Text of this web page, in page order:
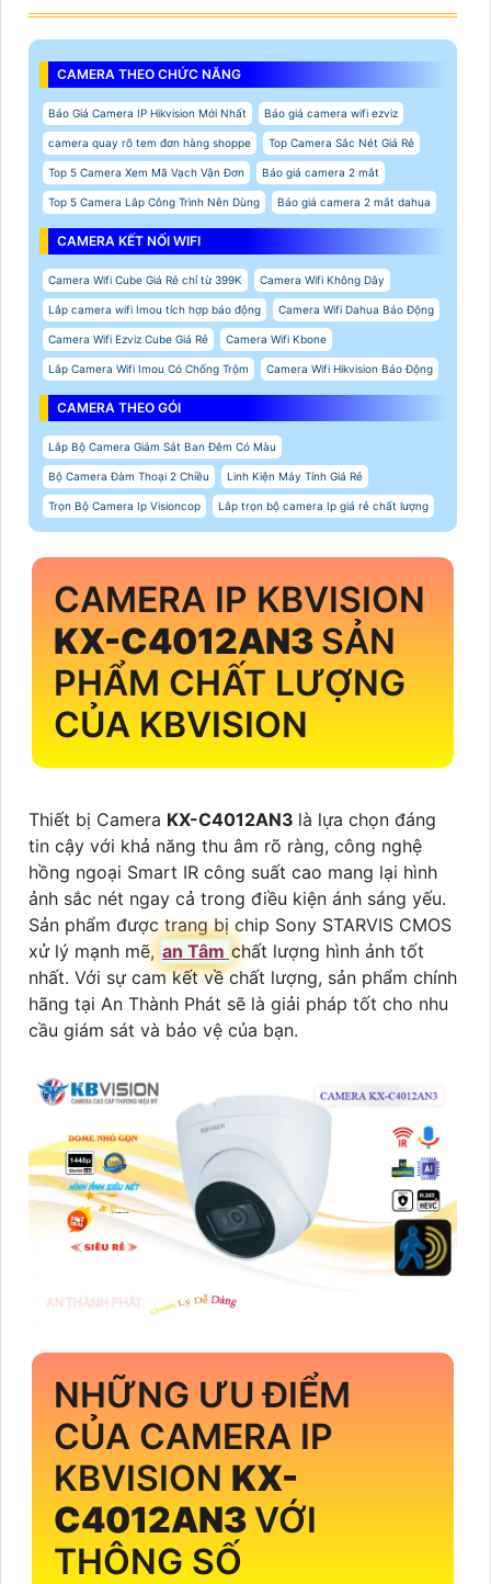
CAMERA THEO CHỨC NĂNG
Báo Giá Camera IP Hikvision Mới Nhất Báo giá camera wifi ezviz
camera quay rõ tem đơn hàng shoppe Top Camera Sắc Nét Giá Rẻ
Top 5 Camera Xem Mã Vạch Vận Đơn Báo giá camera 2 mắt
Top 5 Camera Lắp Công Trình Nên Dùng Báo giá camera 2 mắt dahua
CAMERA KẾT NỐI WIFI
Camera Wifi Cube Giá Rẻ chỉ từ 399K Camera Wifi Không Dây
Lắp camera wifi Imou tích hợp báo động Camera Wifi Dahua Báo Động
Camera Wifi Ezviz Cube Giá Rẻ Camera Wifi Kbone
Lắp Camera Wifi Imou Có Chống Trộm Camera Wifi Hikvision Báo Động
CAMERA THEO GÓI
Lắp Bộ Camera Giám Sát Ban Đêm Có Màu
Bộ Camera Đàm Thoại 2 Chiều Linh Kiện Máy Tính Giá Rẻ
Trọn Bộ Camera Ip Visioncop Lắp trọn bộ camera Ip giá rẻ chất lượng
CAMERA IP KBVISION
KX-C4012AN3 SẢN
PHẨM CHẤT LƯỢNG
CỦA KBVISION
Thiết bị Camera KX-C4012AN3 là lựa chọn đáng
tin cậy với khả năng thu âm rõ ràng, công nghệ
hồng ngoại Smart IR công suất cao mang lại hình
ảnh sắc nét ngay cả trong điều kiện ánh sáng yếu.
Sản phẩm được trang bị chip Sony STARVIS CMOS
xử lý mạnh mẽ, an Tâm chất lượng hình ảnh tốt
nhất. Với sự cam kết về chất lượng, sản phẩm chính
hãng tại An Thành Phát sẽ là giải pháp tốt cho nhu
cầu giám sát và bảo vệ của bạn.
NHỮNG ƯU ĐIỂM
CỦA CAMERA IP
KBVISION KX-
C4012AN3 VỚI
THÔNG SỐ